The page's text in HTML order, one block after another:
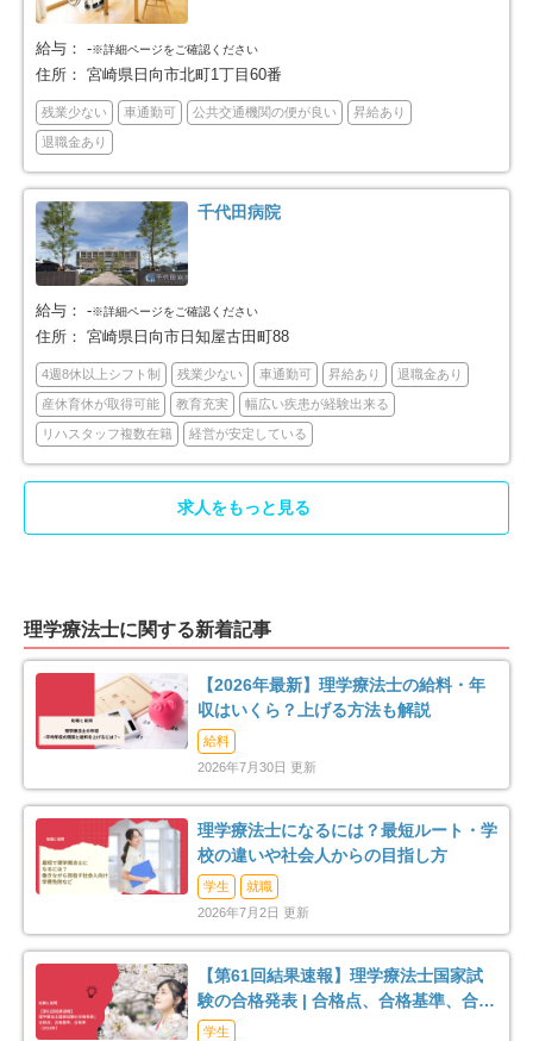
給与： -※詳細ページをご確認ください
住所： 宮崎県日向市北町1丁目60番
残業少ない 車通勤可 公共交通機関の便が良い 昇給あり
退職金あり
千代田病院
給与： -※詳細ページをご確認ください
住所： 宮崎県日向市日知屋古田町88
4週8休以上シフト制 残業少ない 車通勤可 昇給あり 退職金あり
産休育休が取得可能 教育充実 幅広い疾患が経験出来る
リハスタッフ複数在籍 経営が安定している
求人をもっと見る
理学療法士に関する新着記事
【2026年最新】理学療法士の給料・年
収はいくら？上げる方法も解説
給料
2026年7月30日 更新
理学療法士になるには？最短ルート・学
校の違いや社会人からの目指し方
学生
就職
2026年7月2日 更新
【第61回結果速報】理学療法士国家試
験の合格発表 | 合格点、合格基準、合格
率（2026年）
学生